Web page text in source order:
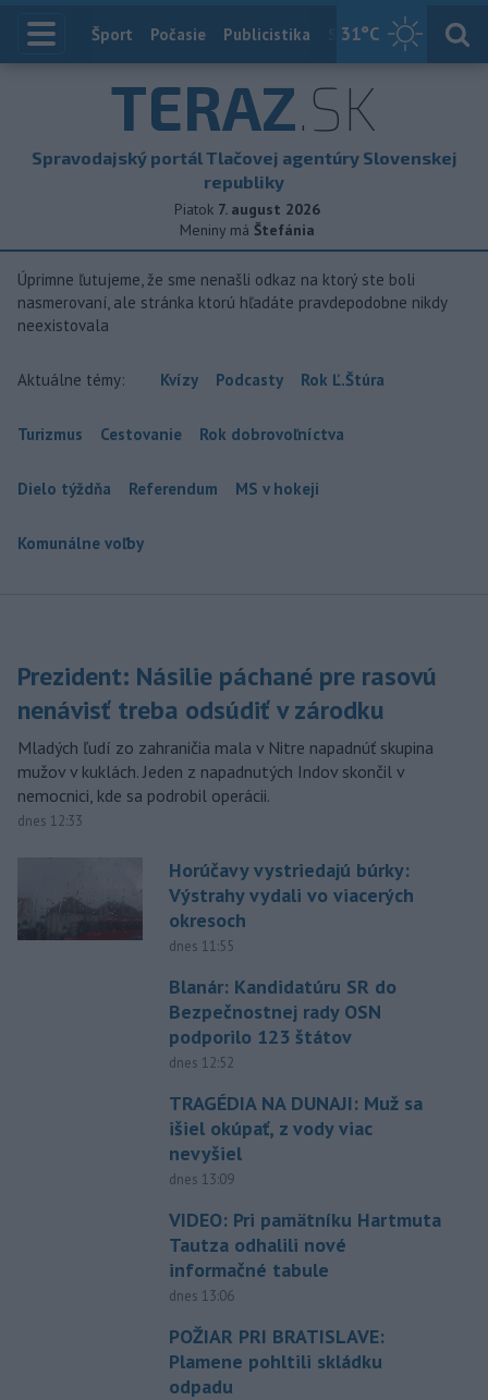
31°C
Index
Šport Počasie Publicistika Slovensko
TERAZ.SK
Spravodajský portál Tlačovej agentúry Slovenskej
republiky
Piatok 7. august 2026
Meniny má Štefánia
Úprimne ľutujeme, že sme nenašli odkaz na ktorý ste boli
nasmerovaní, ale stránka ktorú hľadáte pravdepodobne nikdy
neexistovala
Aktuálne témy: Kvízy Podcasty Rok Ľ.Štúra
Turizmus Cestovanie Rok dobrovoľníctva
Dielo týždňa Referendum MS v hokeji
Komunálne voľby
Prezident: Násilie páchané pre rasovú
nenávisť treba odsúdiť v zárodku
Mladých ľudí zo zahraničia mala v Nitre napadnúť skupina
mužov v kuklách. Jeden z napadnutých Indov skončil v
nemocnici, kde sa podrobil operácii.
dnes 12:33
Horúčavy vystriedajú búrky:
Výstrahy vydali vo viacerých
okresoch
dnes 11:55
Blanár: Kandidatúru SR do
Bezpečnostnej rady OSN
podporilo 123 štátov
dnes 12:52
TRAGÉDIA NA DUNAJI: Muž sa
išiel okúpať, z vody viac
nevyšiel
dnes 13:09
VIDEO: Pri pamätníku Hartmuta
Tautza odhalili nové
informačné tabule
dnes 13:06
POŽIAR PRI BRATISLAVE:
Plamene pohltili skládku
odpadu